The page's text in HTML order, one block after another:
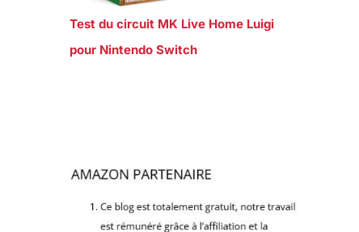
Test du circuit MK Live Home Luigi
pour Nintendo Switch